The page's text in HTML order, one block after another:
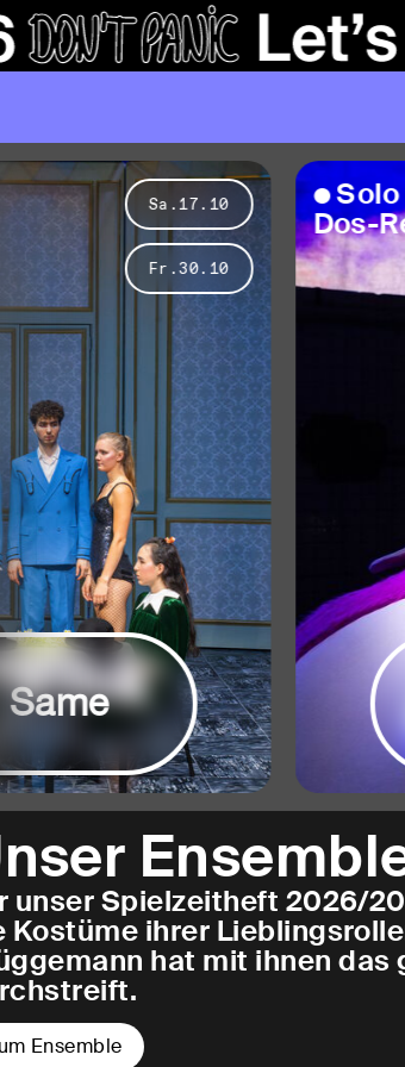
Sa.17.10
Fr.30.10
Solomi
Dos-Reis
unser Spielzeitheft 2026/
Kostüme ihrer
hat mit ihnen
Ensemble